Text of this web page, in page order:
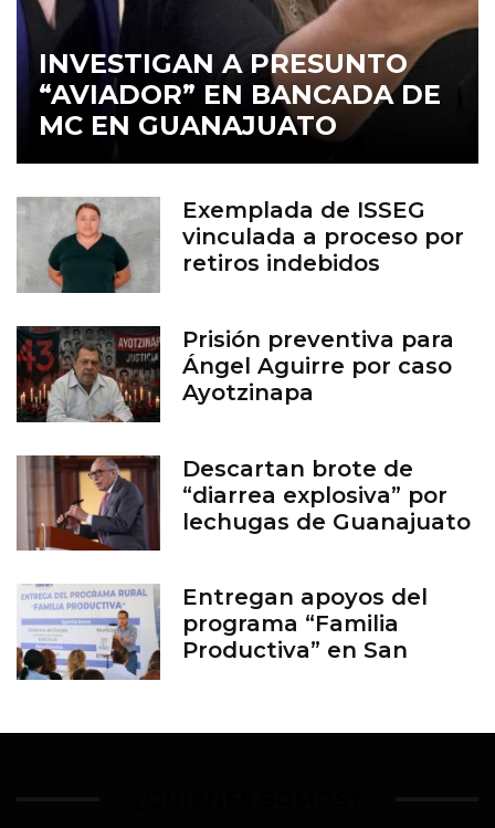
INVESTIGAN A PRESUNTO
“AVIADOR” EN BANCADA DE
MC EN GUANAJUATO
Exemplada de ISSEG
vinculada a proceso por
retiros indebidos
Prisión preventiva para
Ángel Aguirre por caso
Ayotzinapa
Descartan brote de
“diarrea explosiva” por
lechugas de Guanajuato
Entregan apoyos del
programa “Familia
Productiva” en San